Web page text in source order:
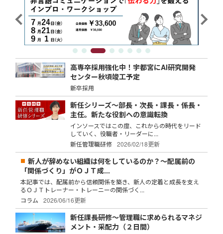
高専卒採用強化中！宇都宮にAI研究開発
センター秋頃竣工予定
新卒採用
新任シリーズ～部長・次長・課長・係長・
主任。新たな役割への意識転換
インソースではこの度、これからの時代をリード
していく、役職者・リーダーに...
新任管理職研修
2026/02/18更新
新人が辞めない組織は何をしているのか？～配属前の
「関係づくり」がＯＪＴ成...
本記事では、配属前から信頼関係を築き、新人の定着と成長を支え
るＯＪＴトレーナー・トレーニーの関係づく...
コラム
2026/06/16更新
新任課長研修～管理職に求められるマネジ
メント・采配力（２日間）